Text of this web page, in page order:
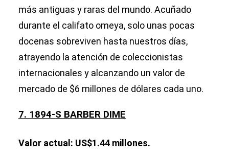
más antiguas y raras del mundo. Acuñado
durante el califato omeya, solo unas pocas
docenas sobreviven hasta nuestros días,
atrayendo la atención de coleccionistas
internacionales y alcanzando un valor de
mercado de $6 millones de dólares cada uno.
7. 1894-S BARBER DIME
Valor actual: US$1.44 millones.